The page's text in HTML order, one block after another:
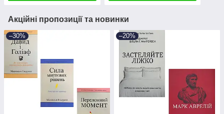
Акційні пропозиції та новинки
–30% –20%